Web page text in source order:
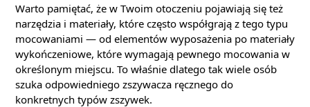
Warto pamiętać, że w Twoim otoczeniu pojawiają się też
narzędzia i materiały, które często współgrają z tego typu
mocowaniami — od elementów wyposażenia po materiały
wykończeniowe, które wymagają pewnego mocowania w
określonym miejscu. To właśnie dlatego tak wiele osób
szuka odpowiedniego zszywacza ręcznego do
konkretnych typów zszywek.